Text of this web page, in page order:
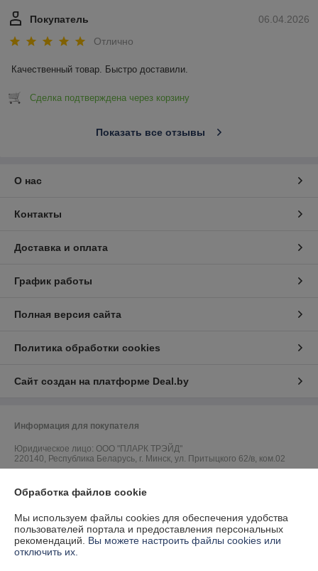
06.04.2026
Покупатель
Отлично
Качественный товар. Быстро доставили.
Сделка подтверждена через корзину
Показать все отзывы
О нас
Контакты
Доставка и оплата
График работы
Полная версия сайта
Политика обработки cookies
Сайт создан на платформе Deal.by
Информация для покупателя
Юридическое лицо: ООО "ПЛАРК ТРЭЙД"
220140, Республика Беларусь, г. Минск, ул. Притыцкого 62/в, ком.02
Регистрационный орган: Администрация Фрунзенского района г.
Минска
Обработка файлов cookie
Мы используем файлы cookies для обеспечения удобства
пользователей портала и предоставления персональных
рекомендаций. Вы можете настроить файлы cookies или
отключить их.